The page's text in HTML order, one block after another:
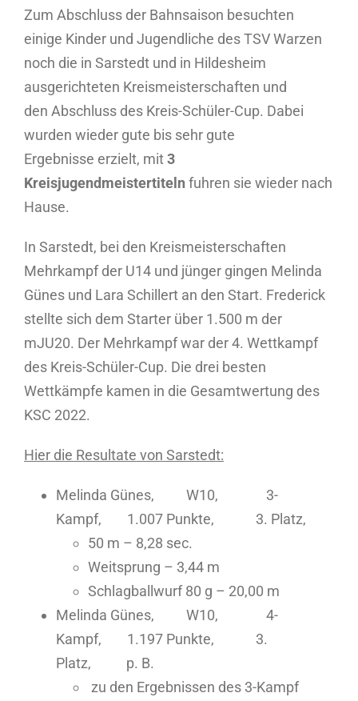
Zum Abschluss der Bahnsaison besuchten
einige Kinder und Jugendliche des TSV Warzen
noch die in Sarstedt und in Hildesheim
ausgerichteten Kreismeisterschaften und
den Abschluss des Kreis-Schüler-Cup. Dabei
wurden wieder gute bis sehr gute
Ergebnisse erzielt, mit3
Kreisjugendmeistertiteln fuhren sie wieder nach
Hause.
In Sarstedt, bei den Kreismeisterschaften
Mehrkampf der U14 und jünger gingen Melinda
Günes und Lara Schillert an den Start. Frederick
stellte sich dem Starter über 1.500 m der
mJU20. Der Mehrkampf war der 4. Wettkampf
des Kreis-Schüler-Cup. Die drei besten
Wettkämpfe kamen in die Gesamtwertung des
KSC 2022.
Hier die Resultate von Sarstedt:
Melinda Günes, W10, 3-
Kampf, 1.007 Punkte, 3. Platz,
50 m – 8,28 sec.
Weitsprung – 3,44 m
Schlagballwurf 80 g – 20,00 m
Melinda Günes, W10, 4-
Kampf, 1.197 Punkte, 3.
Platz, p. B.
zu den Ergebnissen des 3-Kampf